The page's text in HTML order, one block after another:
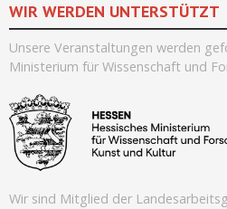
WIR WERDEN UNTERSTÜTZT
Unsere Veranstaltungen werden
Ministerium für Wissenschaft und
Wir sind Mitglied der